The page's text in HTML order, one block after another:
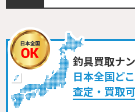
釣具買取ナ
日本全国ど
査定・買取